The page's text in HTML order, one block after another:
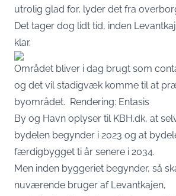
utrolig glad for, lyder det fra
Det tager dog lidt tid, inden
klar.
Området bliver i dag brugt som
og det vil stadigvæk komme til at
byområdet. Rendering: Entasis
By og Havn oplyser til KBH.dk, at
bydelen begynder i 2023 og at
færdigbygget ti år senere i 2034.
Men inden byggeriet begynder, så
nuværende bruger af Levantkajen,